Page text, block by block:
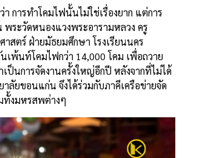
การทำโคมไฟนั้นไม่ใช่เรื่องยาก แต่การ
ระวัดหนองแวงพระอารามหลวง ครู
สตร์ ฝ่ายมัธยมศึกษา โรงเรียนนคร
พ้นท์โคมไฟกว่า 14,000 โคม เพื่อถวาย
ป็นการจัดงานครั้งใหญ่อีกปี หลังจากที่ไม่ได้
ลัยขอนแก่น จึงได้ร่วมกับภาคีเครือข่ายจัด
ทั้งมหรสพต่างๆ